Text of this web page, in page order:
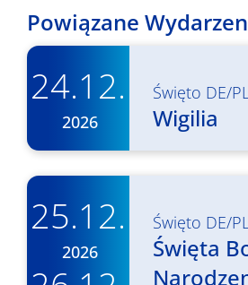
Powiązane
24.12.
2026
Święto DE/
Wigilia
25.12.
2026
Święto DE/
Święta